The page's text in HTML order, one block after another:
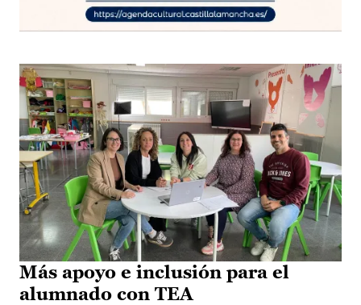
Más apoyo e inclusión para el
alumnado con TEA